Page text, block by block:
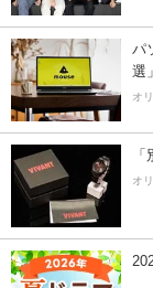
パ
選」
オ
オ